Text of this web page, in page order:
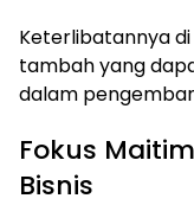
Keterlibatannya
tambah yang
dalam
Fokus
Bisnis